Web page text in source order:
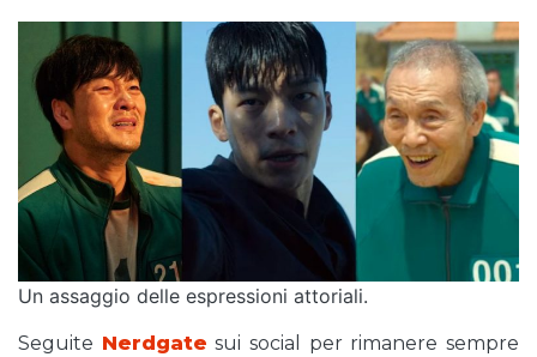
Un assaggio delle espressioni attoriali.
Seguite Nerdgate sui social per rimanere sempre